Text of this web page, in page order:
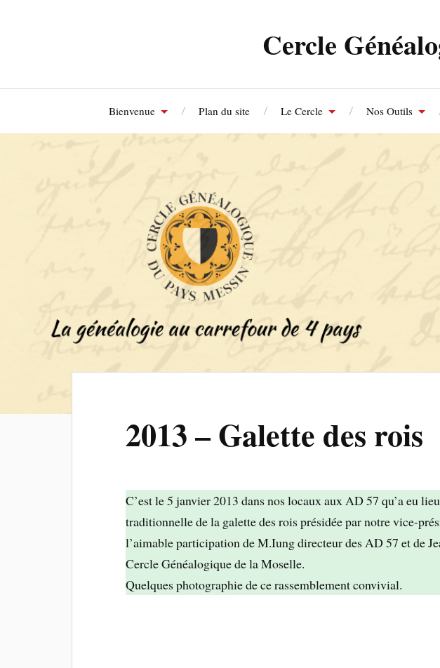
Cercle
Bienvenue Plan du site Le Cercle Nos Outils
2013 – Galette des rois
C’est le 5 janvier 2013 dans nos locaux aux AD 57 qu’a eu
traditionnelle de la galette des rois présidée par notre vice-
l’aimable participation de M.Iung directeur des AD 57 et de
Cercle Généalogique de la Moselle.
Quelques photographie de ce rassemblement convivial.